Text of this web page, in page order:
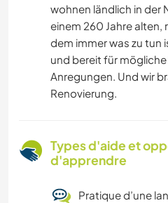
wohnen ländlich in der
einem 260 Jahre
dem immer was zu tun
und bereit für
Anregungen. Und wir
Renovierung.
Types d'aide et
d'apprendre
Pratique d’une